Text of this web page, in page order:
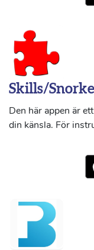
Skills/
Den här appen är
din känsla. För